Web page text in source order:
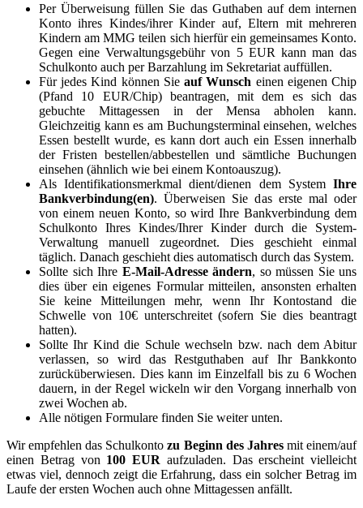
Per Überweisung füllen Sie das Guthaben auf dem internen
Konto ihres Kindes/ihrer Kinder auf, Eltern mit mehreren
Kindern am MMG teilen sich hierfür ein gemeinsames Konto.
Gegen eine Verwaltungsgebühr von 5 EUR kann man das
Schulkonto auch per Barzahlung im Sekretariat auffüllen.
Für jedes Kind können Sieauf Wunsch einen eigenen Chip
(Pfand 10 EUR/Chip) beantragen, mit dem es sich das
gebuchte Mittagessen in der Mensa abholen kann.
Gleichzeitig kann es am Buchungsterminal einsehen, welches
Essen bestellt wurde, es kann dort auch ein Essen innerhalb
der Fristen bestellen/abbestellen und sämtliche Buchungen
einsehen (ähnlich wie bei einem Kontoauszug).
Als Identifikationsmerkmal dient/dienen dem System Ihre
Bankverbindung(en). Überweisen Sie das erste mal oder
von einem neuen Konto, so wird Ihre Bankverbindung dem
Schulkonto Ihres Kindes/Ihrer Kinder durch die System-
Verwaltung manuell zugeordnet. Dies geschieht einmal
täglich. Danach geschieht dies automatisch durch das System.
Sollte sich Ihre E-Mail-Adresse ändern, so müssen Sie uns
dies über ein eigenes Formular mitteilen, ansonsten erhalten
Sie keine Mitteilungen mehr, wenn Ihr Kontostand die
Schwelle von 10€ unterschreitet (sofern Sie dies beantragt
hatten).
Sollte Ihr Kind die Schule wechseln bzw. nach dem Abitur
verlassen, so wird das Restguthaben auf Ihr Bankkonto
zurücküberwiesen. Dies kann im Einzelfall bis zu 6 Wochen
dauern, in der Regel wickeln wir den Vorgang innerhalb von
zwei Wochen ab.
Alle nötigen Formulare finden Sie weiter unten.
Wir empfehlen das Schulkonto zu Beginn des Jahres mit einem/auf
einen Betrag von 100 EUR aufzuladen. Das erscheint vielleicht
etwas viel, dennoch zeigt die Erfahrung, dass ein solcher Betrag im
Laufe der ersten Wochen auch ohne Mittagessen anfällt.